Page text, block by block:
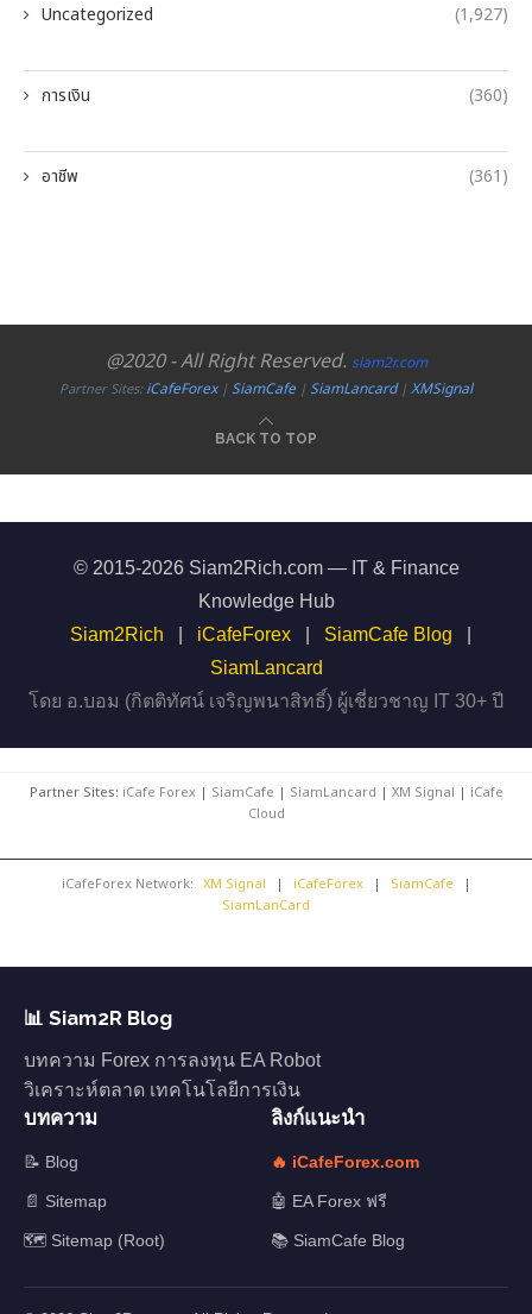
Uncategorized (1,927)
การเงิน (360)
อาชีพ (361)
@2020 - All Right Reserved. siam2r.com
Partner Sites:iCafeForex|SiamCafe|SiamLancard|XMSignal
BACK TO TOP
© 2015-2026 Siam2Rich.com — IT & Finance
Knowledge Hub
Siam2Rich
iCafeForex SiamCafe Blog
SiamLancard
โดย อ.บอม (กิตติทัศน์ เจริญพนาสิทธิ์) ผู้เชี่ยวชาญ IT 30+ ปี
Partner Sites: iCafe Forex| SiamCafe | SiamLancard | XM Signal | iCafe
Cloud
iCafeForex Network: XM Signal | iCafeForex | SiamCafe
|
SiamLanCard
📊 Siam2R Blog
บทความ Forex การลงทุน EA Robot
วิเคราะห์ตลาด เทคโนโลยีการเงิน
บทความ
📝 Blog
📄 Sitemap
🗺️ Sitemap (Root)
ลิงก์แนะนำ
🔥 iCafeForex.com
🤖 EA Forex ฟรี
📚 SiamCafe Blog